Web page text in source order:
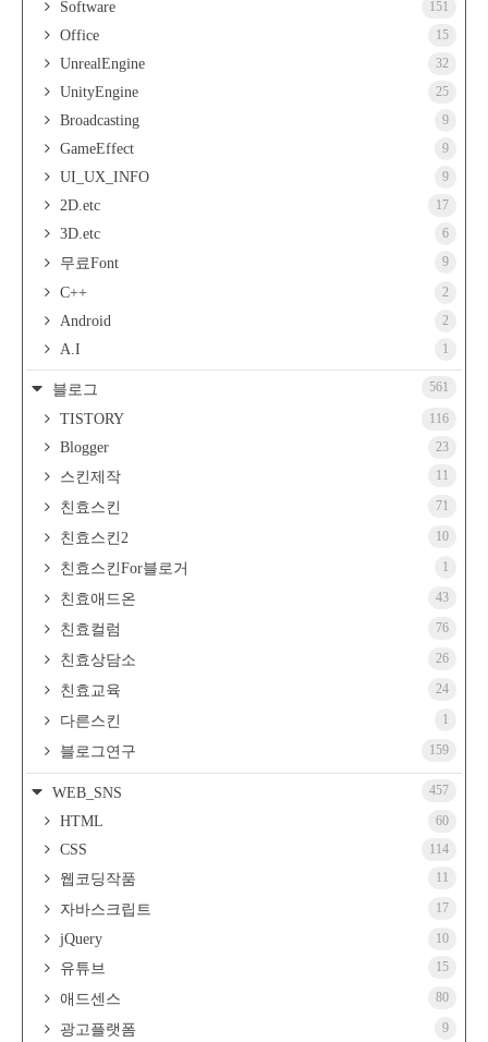
Software 151
Office 15
UnrealEngine 32
UnityEngine 25
Broadcasting 9
GameEffect 9
UI_UX_INFO 9
2D.etc 17
3D.etc 6
무료Font 9
C++ 2
Android 2
A.I 1
블로그 561
TISTORY 116
Blogger 23
스킨제작 11
친효스킨 71
친효스킨2 10
친효스킨For블로거 1
친효애드온 43
친효컬럼 76
친효상담소 26
친효교육 24
다른스킨 1
블로그연구 159
WEB_SNS 457
HTML 60
CSS 114
웹코딩작품 11
자바스크립트 17
jQuery 10
유튜브 15
애드센스 80
광고플랫폼 9